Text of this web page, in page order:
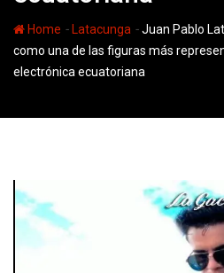
Home - Latacunga -Juan Pablo
como una de las figuras más
electrónica ecuatoriana